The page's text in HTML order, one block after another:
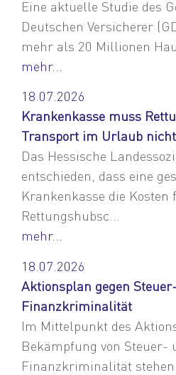
Eine aktuelle Studie des
Deutschen Versicherer
mehr als 20 Millionen
mehr...
18.07.2026
Krankenkasse muss
Transport im Urlaub
Das Hessische
entschieden, dass eine
Krankenkasse die Kosten
Rettungshubsc...
mehr...
18.07.2026
Aktionsplan gegen
Finanzkriminalität
Im Mittelpunkt des
Bekämpfung von Steuer-
Finanzkriminalität stehen